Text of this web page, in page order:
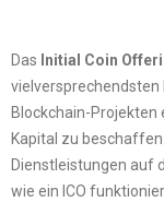
Das Initial Coin
vielversprechendsten
Blockchain-Projekten
Kapital zu
Dienstleistungen auf
wie ein ICO